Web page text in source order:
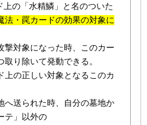
上の「水精鱗」と名のついた
法・罠カードの効果の対象に
撃対象になった時、このカー
り除いて発動できる。
上の正しい対象となるこのカ
へ送られた時、自分の墓地か
テ」以外の